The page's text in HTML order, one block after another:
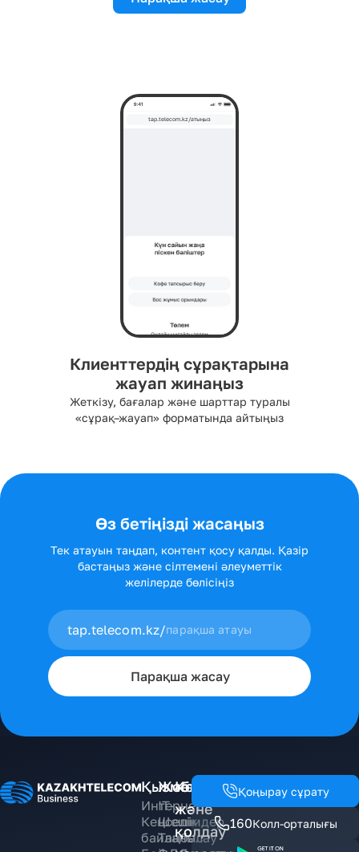
tap.telecom.kz/атыңыз
Клиенттердің сұрақтарына
жауап жинаңыз
Жеткізу, бағалар және шарттар туралы
«сұрақ–жауап» форматында айтыңыз
Өз бетіңізді жасаңыз
Тек атауын таңдап, контент қосу қалды. Қазір
бастаңыз және сілтемені әлеуметтік
желілерде бөлісіңіз
tap.telecom.kz/
Парақша жасау
Қызметтер
Интернет
Кеңселік
байланыс
Жобалар
IT-
Шешімдер
Таңбалау
Көмек
және
қолдау
Қоңырау сұрату
160Колл-орталығы